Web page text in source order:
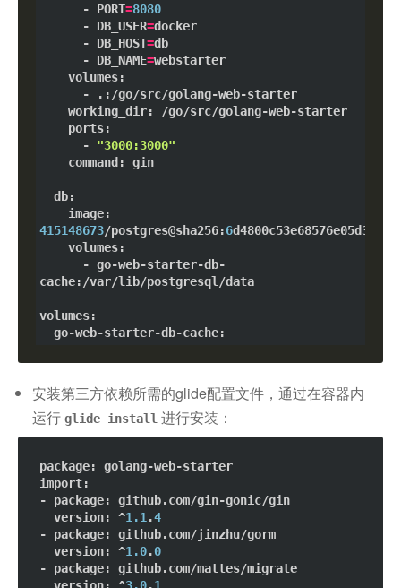
      - PORT
=8080
      - DB_USER
=docker
      - DB_HOST
=db
      - DB_NAME
=webstarter
      -
"3000:3000"
command : gin
415148673/postgres@sha256:6
cache:/var/lib/postgresql/data
volumes:
安装第三方依赖所需的glide配置文件，通过在容器内
运行 glide install 进行安装：
package
import:
- package: github.com/gin-gonic/gin
version: ^1.1 .4
- package: github.com/jinzhu/gorm
version: ^1.0.0
- package: github.com/mattes/migrate